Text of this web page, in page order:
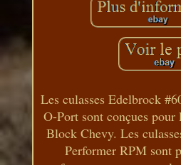
Les culasses Edelbrock
O-Port sont conçues
Block Chevy. Les
Performer RPM sont